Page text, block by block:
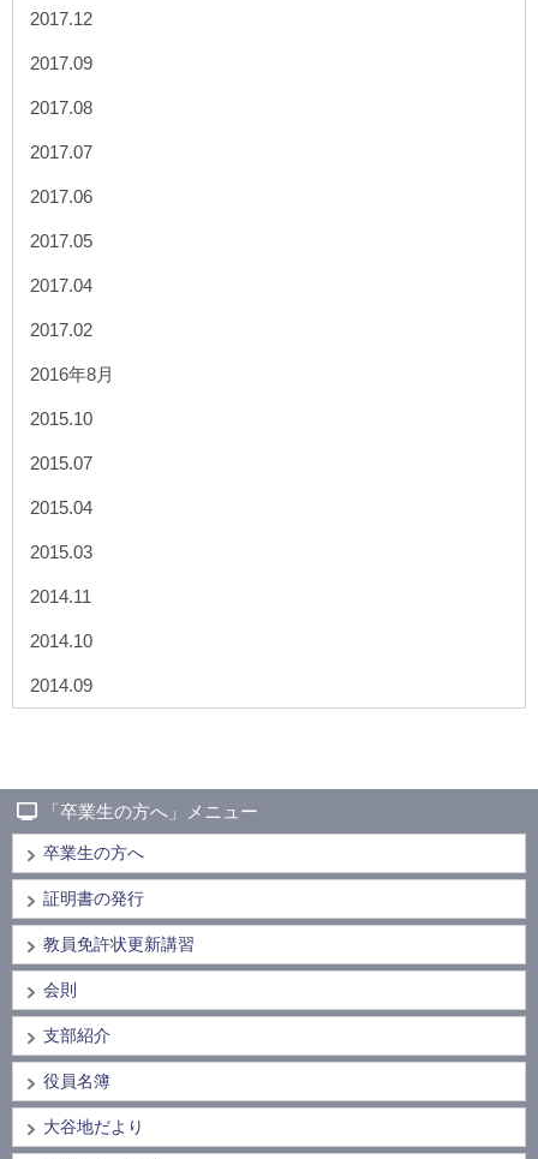
2017.12
2017.09
2017.08
2017.07
2017.06
2017.05
2017.04
2017.02
2016年8月
2015.10
2015.07
2015.04
2015.03
2014.11
2014.10
2014.09
「卒業生の方へ」メニュー
卒業生の方へ
証明書の発行
教員免許状更新講習
会則
支部紹介
役員名簿
大谷地だより